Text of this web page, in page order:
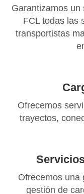
Garantizamos un
FCL todas las
transportistas
Ofrecemos
trayectos,
Ofrecemos una
gestión de